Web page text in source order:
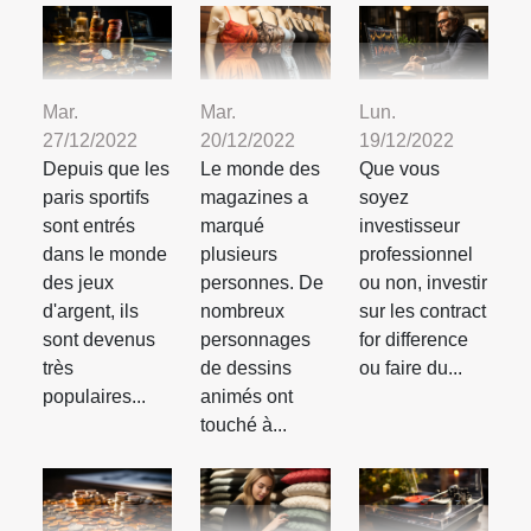
Mar.
27/12/2022
Depuis que les
paris sportifs
sont entrés
dans le monde
des jeux
d'argent, ils
sont devenus
très
populaires...
Mar.
20/12/2022
Le monde des
magazines a
marqué
plusieurs
personnes. De
nombreux
personnages
de dessins
animés ont
touché à...
Lun.
19/12/2022
Que vous
soyez
investisseur
professionnel
ou non, investir
sur les contract
for difference
ou faire du...